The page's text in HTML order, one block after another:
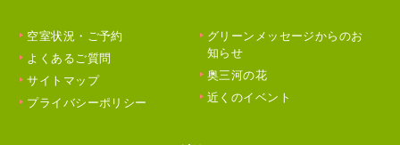
空室状況・ご予約
よくあるご質問
サイトマップ
プライバシーポリシー
グリーンメッセージからのお
知らせ
奥三河の花
近くのイベント